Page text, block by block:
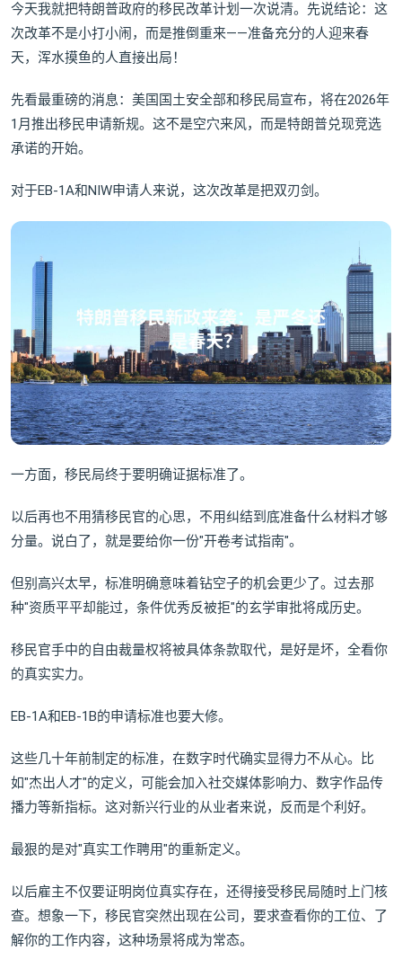
今天我就把特朗普政府的移民改革计划一次说清。先说结论：这
次改革不是小打小闹，而是推倒重来——准备充分的人迎来春
天，浑水摸鱼的人直接出局！
先看最重磅的消息：美国国土安全部和移民局宣布，将在2026年
1月推出移民申请新规。这不是空穴来风，而是特朗普兑现竞选
承诺的开始。
对于EB-1A和NIW申请人来说，这次改革是把双刃剑。
一方面，移民局终于要明确证据标准了。
以后再也不用猜移民官的心思，不用纠结到底准备什么材料才够
分量。说白了，就是要给你一份"开卷考试指南"。
但别高兴太早，标准明确意味着钻空子的机会更少了。过去那
种"资质平平却能过，条件优秀反被拒"的玄学审批将成历史。
移民官手中的自由裁量权将被具体条款取代，是好是坏，全看你
的真实实力。
EB-1A和EB-1B的申请标准也要大修。
这些几十年前制定的标准，在数字时代确实显得力不从心。比
如"杰出人才"的定义，可能会加入社交媒体影响力、数字作品传
播力等新指标。这对新兴行业的从业者来说，反而是个利好。
最狠的是对"真实工作聘用"的重新定义。
以后雇主不仅要证明岗位真实存在，还得接受移民局随时上门核
查。想象一下，移民官突然出现在公司，要求查看你的工位、了
解你的工作内容，这种场景将成为常态。